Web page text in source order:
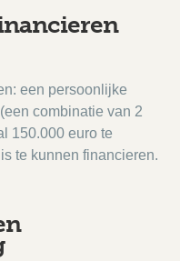
een persoonlijke
combinatie van 2
150.000 euro te
te kunnen financieren.